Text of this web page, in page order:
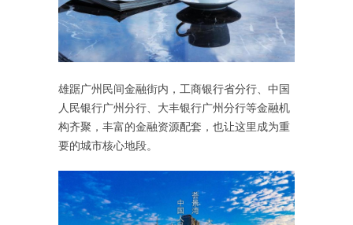
雄踞广州民间金融街内，工商银行省分行、中国
人民银行广州分行、大丰银行广州分行等金融机
构齐聚，丰富的金融资源配套，也让这里成为重
要的城市核心地段。